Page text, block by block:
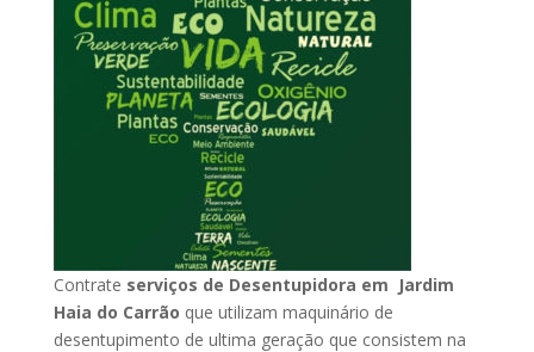
Contrate serviços de Desentupidora em Jardim
Haia do Carrão que utilizam maquinário de
desentupimento de ultima geração que consistem na